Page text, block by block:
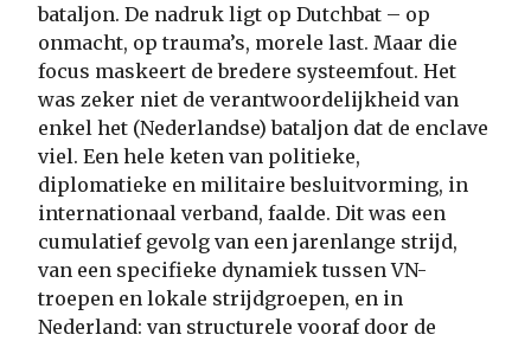
bataljon. De nadruk ligt op Dutchbat – op
onmacht, op trauma’s, morele last. Maar die
focus maskeert de bredere systeemfout. Het
was zeker niet de verantwoordelijkheid van
enkel het (Nederlandse) bataljon dat de enclave
viel. Een hele keten van politieke,
diplomatieke en militaire besluitvorming, in
internationaal verband, faalde. Dit was een
cumulatief gevolg van een jarenlange strijd,
van een specifieke dynamiek tussen VN-
troepen en lokale strijdgroepen, en in
Nederland: van structurele vooraf door de